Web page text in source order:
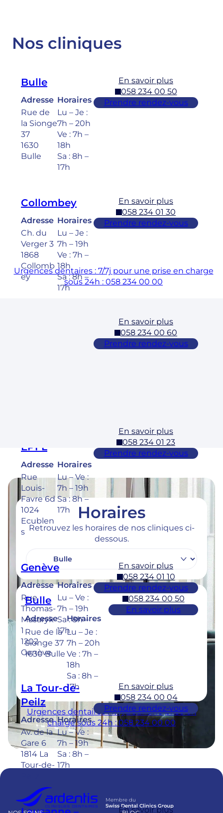
Nos cliniques
Bulle
Adresse
Rue de
la Sionge
37
1630
Bulle
Horaires
Lu – Je :
7h – 20h
Ve : 7h –
18h
Sa : 8h –
17h
En savoir plus
058 234 00 50
Prendre rendez-vous
Collombey
Adresse
Ch. du
Verger 3
1868
Collomb
ey
Horaires
Lu – Je :
7h – 19h
Ve : 7h –
18h
Sa : 8h –
17h
En savoir plus
058 234 01 30
Prendre rendez-vous
En savoir plus
058 234 00 60
Prendre rendez-vous
EPFL
Adresse
Rue
Louis-
Favre 6d
1024
Ecublen
s
Horaires
Lu – Ve :
7h – 19h
Sa : 8h –
17h
En savoir plus
058 234 01 23
Prendre rendez-vous
Genève
Adresse
Rue
Thomas-
Masaryk
1
1202
Genève
Horaires
Lu – Ve :
7h – 19h
Sa : 8h –
17h
En savoir plus
058 234 01 10
Prendre rendez-vous
La Tour-de-
Peilz
Adresse
Av. de la
Gare 6
1814 La
Tour-de-
Horaires
Lu – Ve :
7h – 19h
Sa : 8h –
17h
En savoir plus
058 234 00 04
Prendre rendez-vous
En savoir plus
Urgences dentaires : 7/7j pour une prise en charge
sous 24h : 058 234 00 00
Horaires
Retrouvez les horaires de nos cliniques ci-
dessous.
Bulle
Adresse
Rue de la
Sionge 37
1630 Bulle
Horaires
Lu – Je :
7h – 20h
Ve : 7h –
18h
Sa : 8h –
17h
058 234 00 50
En savoir plus
Urgences dentaires : 7/7j pour une prise en
charge sous 24h : 058 234 00 00
Membre du
Swiss Dental Clinics Group